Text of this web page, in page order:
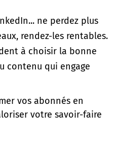
ne perdez plus
rendez-les rentables.
à choisir la bonne
contenu qui engage
vos abonnés en
votre savoir-faire